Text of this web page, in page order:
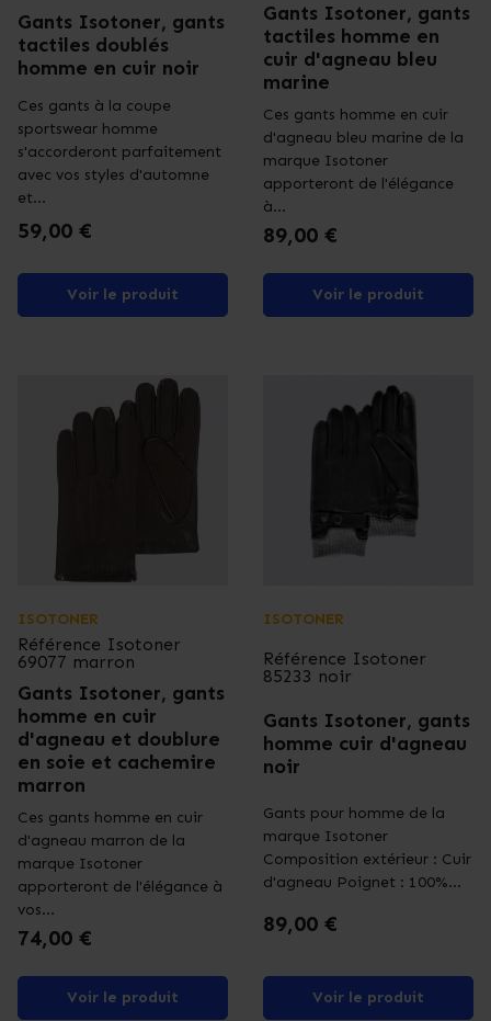
Gants Isotoner, gants
tactiles doublés
homme en cuir noir
Ces gants à la coupe
sportswear homme
s'accorderont parfaitement
avec vos styles d'automne
et...
Prix
59,00 €
Voir le produit
Gants Isotoner, gants
tactiles homme en
cuir d'agneau bleu
marine
Ces gants homme en cuir
d'agneau bleu marine de la
marque Isotoner
apporteront de l'élégance
à...
Prix
89,00 €
Voir le produit
ISOTONER
Référence Isotoner
69077 marron
Gants Isotoner, gants
homme en cuir
d'agneau et doublure
en soie et cachemire
marron
Ces gants homme en cuir
d'agneau marron de la
marque Isotoner
apporteront de l'élégance à
vos...
Prix
74,00 €
Voir le produit
ISOTONER
Référence Isotoner
85233 noir
Gants Isotoner, gants
homme cuir d'agneau
noir
Gants pour homme de la
marque Isotoner
Composition extérieur : Cuir
d'agneau Poignet : 100%...
Prix
89,00 €
Voir le produit